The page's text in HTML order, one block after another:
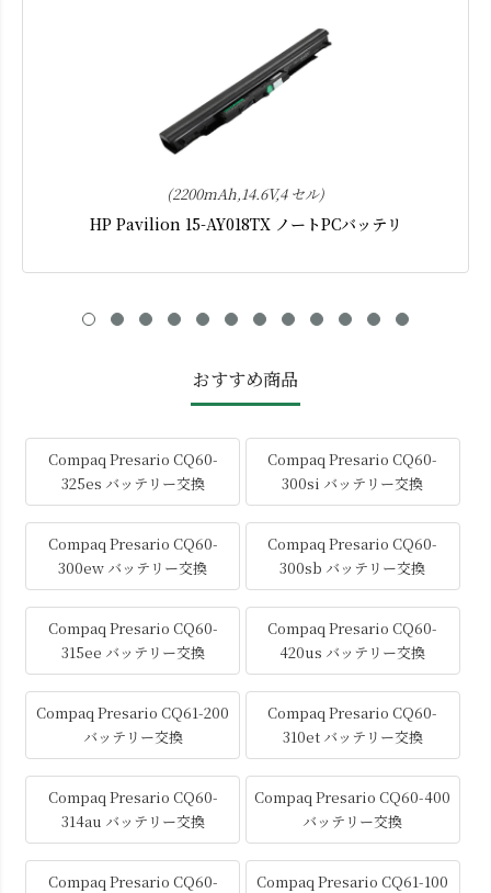
(2200mAh,14.6V,4 セル)
HP Pavilion 15-AY018TX ノートPCバッテリ
おすすめ商品
Compaq Presario CQ60-
325es バッテリー交換
Compaq Presario CQ60-
300si バッテリー交換
Compaq Presario CQ60-
300ew バッテリー交換
Compaq Presario CQ60-
300sb バッテリー交換
Compaq Presario CQ60-
315ee バッテリー交換
Compaq Presario CQ60-
420us バッテリー交換
Compaq Presario CQ61-200
バッテリー交換
Compaq Presario CQ60-
310et バッテリー交換
Compaq Presario CQ60-
314au バッテリー交換
Compaq Presario CQ60-400
バッテリー交換
Compaq Presario CQ60-
Compaq Presario CQ61-100